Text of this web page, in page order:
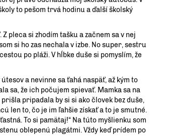
to pešom trvá hodinu a ďalší školský
pleca si zhodím tašku a začnem sa v nej
si ho zas nechala v izbe. No super, sestru
po pláži. V hĺbke duše si pomyslím, že
a nevinne sa ťahá naspäť, až kým to
sa, že ich počujem spievať. Mamka sa na
pripadala by si si ako človek bez duše,
len to, čo je im ľahšie získať a to je smutné.
To si pamätaj!“ Na túto myšlienku som
oblepenú plagátmi. Vždy keď prídem po